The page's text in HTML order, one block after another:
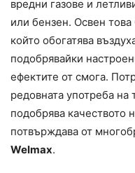
вредни газове и
или бензен. Освен това
който обогатява
подобрявайки
ефектите от смога.
редовната употреба на
подобрява качеството
потвърждава от
Welmax.